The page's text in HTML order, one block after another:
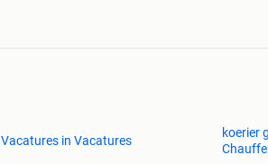
Vacatures in Vacatures
koerier